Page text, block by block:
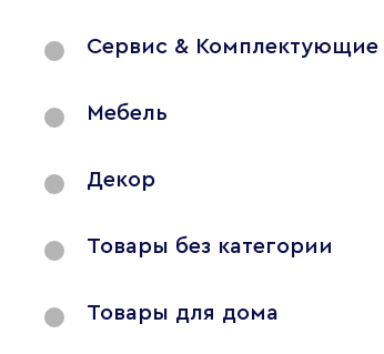
Сервис & Комплектующие
Мебель
Декор
Товары без категории
Товары для дома